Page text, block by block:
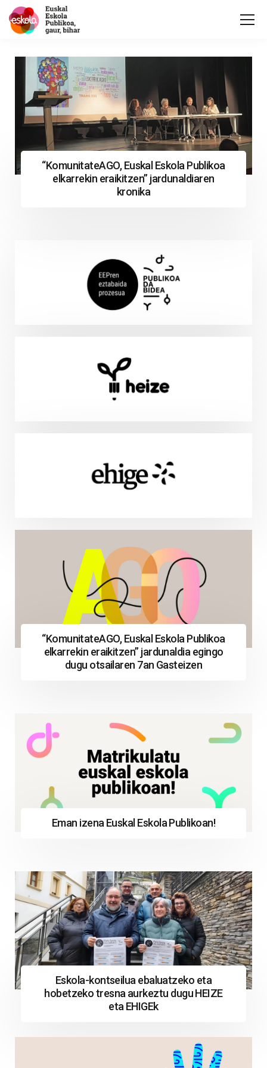
“KomunitateAGO, Euskal Eskola Publikoa
elkarrekin eraikitzen” jardunaldiaren
kronika
“KomunitateAGO, Euskal Eskola Publikoa
elkarrekin eraikitzen” jardunaldia egingo
dugu otsailaren 7an Gasteizen
Eman izena Euskal Eskola Publikoan!
Eskola-kontseilua ebaluatzeko eta
hobetzeko tresna aurkeztu dugu HEIZE
eta EHIGEk